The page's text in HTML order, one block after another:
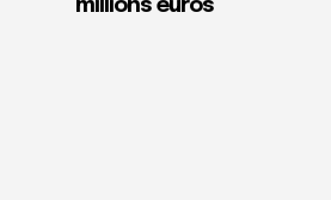
millions euros